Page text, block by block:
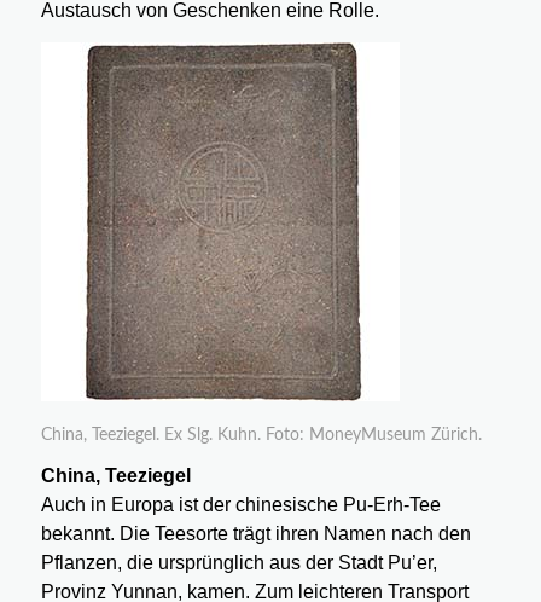
Austausch von Geschenken eine Rolle.
China, Teeziegel. Ex Slg. Kuhn. Foto: MoneyMuseum Zürich.
China, Teeziegel
Auch in Europa ist der chinesische Pu-Erh-Tee
bekannt. Die Teesorte trägt ihren Namen nach den
Pflanzen, die ursprünglich aus der Stadt Pu’er,
Provinz Yunnan, kamen. Zum leichteren Transport